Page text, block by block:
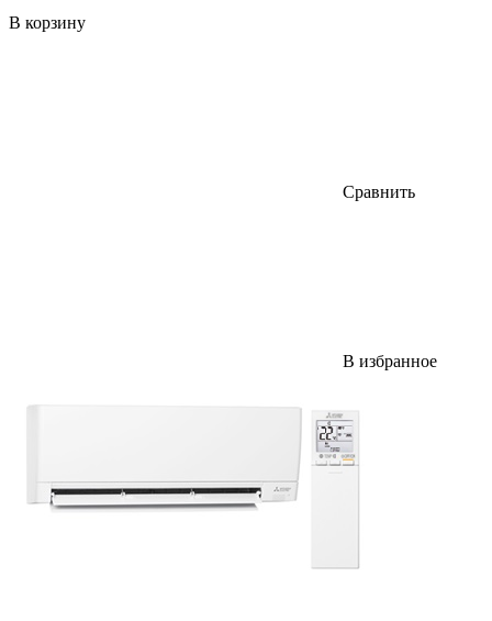
В корзину
Сравнить
В избранное